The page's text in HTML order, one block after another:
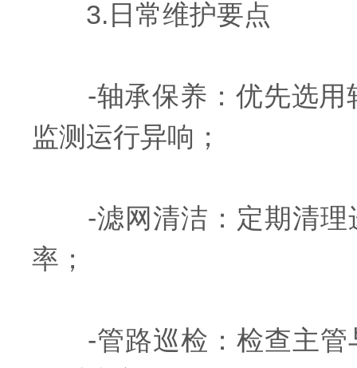
3.日常维护要点
-轴承保养：优先选用
监测运行异响；
-滤网清洁：定期清理
率；
-管路巡检：检查主管